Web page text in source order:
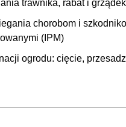
trawnika, rabat i
chorobom i
(IPM)
ogrodu: cięcie,